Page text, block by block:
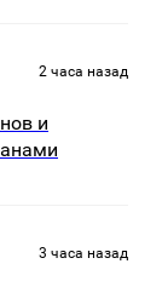
2 часа назад
и
3 часа назад